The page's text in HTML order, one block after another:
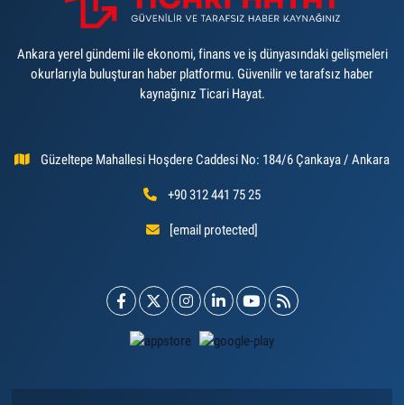
Ankara yerel gündemi ile ekonomi, finans ve iş dünyasındaki gelişmeleri
okurlarıyla buluşturan haber platformu. Güvenilir ve tarafsız haber
kaynağınız Ticari Hayat.
Güzeltepe Mahallesi Hoşdere Caddesi No: 184/6 Çankaya / Ankara
+90 312 441 75 25
[email protected]